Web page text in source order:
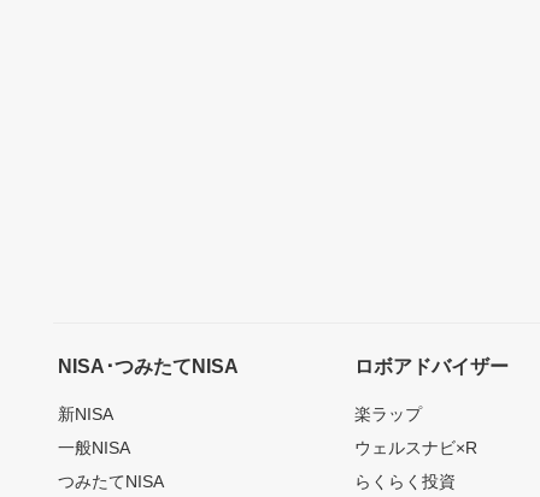
NISA･つみたてNISA
新NISA
一般NISA
つみたてNISA
ロボアドバイザー
楽ラップ
ウェルスナビ×R
らくらく投資